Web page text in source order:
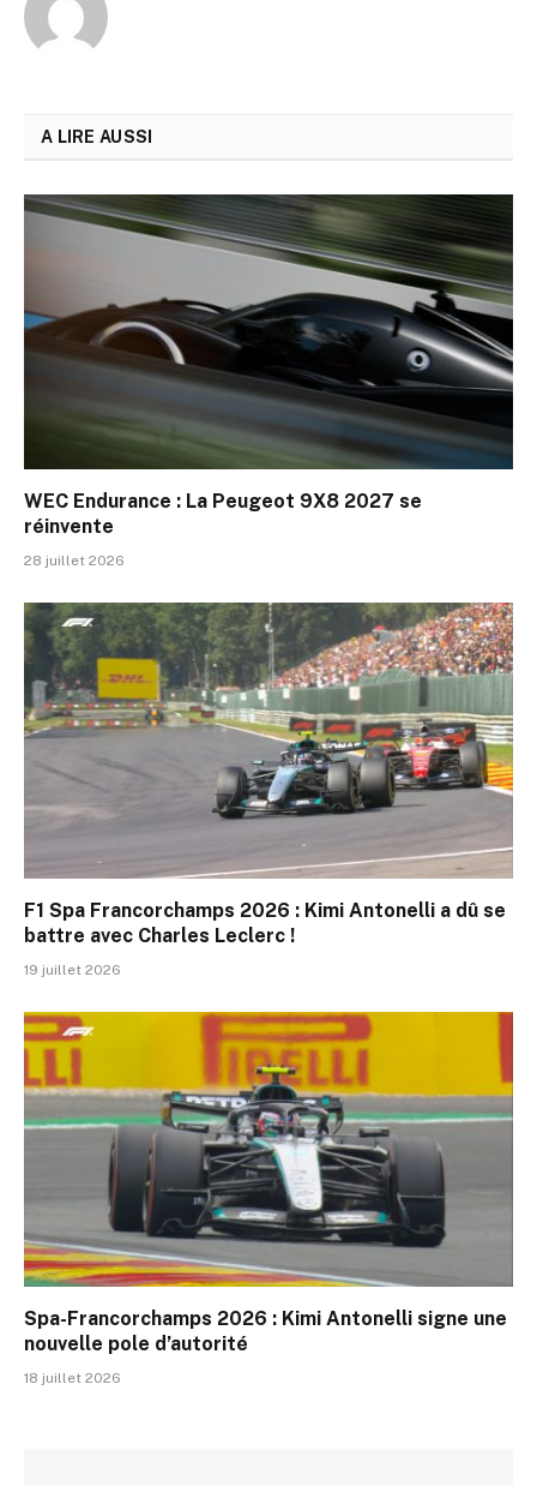
A LIRE AUSSI
WEC Endurance : La Peugeot 9X8 2027 se
réinvente
28 juillet 2026
F1 Spa Francorchamps 2026 : Kimi Antonelli a dû se
battre avec Charles Leclerc !
19 juillet 2026
Spa-Francorchamps 2026 : Kimi Antonelli signe une
nouvelle pole d’autorité
18 juillet 2026